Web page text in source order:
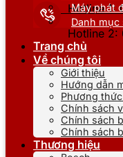
Hotline 1:
Hotline 2:
Máy phát
Danh mục
Trang chủ
Về chúng tôi
Giới thiệu
Hướng dẫn
Phương
Chính sách
Chính sách
Chính sách
Thương hiệu